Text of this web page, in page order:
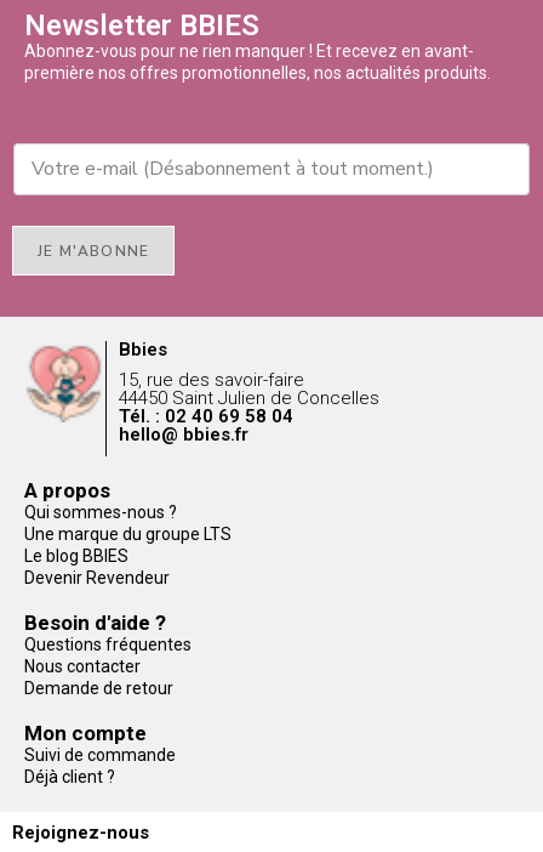
Newsletter BBIES
Abonnez-vous pour ne rien manquer ! Et recevez en avant-
première nos offres promotionnelles, nos actualités produits.
JE M'ABONNE
Bbies
15, rue des savoir-faire
44450 Saint Julien de Concelles
Tél. : 02 40 69 58 04
hello@ bbies.fr
A propos
Qui sommes-nous ?
Une marque du groupe LTS
Le blog BBIES
Devenir Revendeur
Besoin d'aide ?
Questions fréquentes
Nous contacter
Demande de retour
Mon compte
Suivi de commande
Déjà client ?
Rejoignez-nous